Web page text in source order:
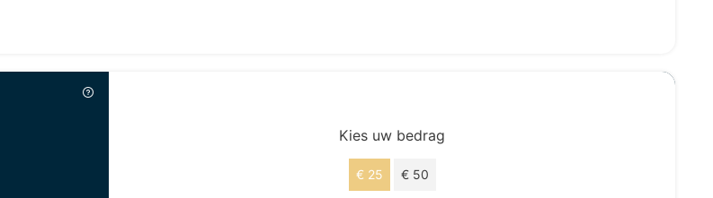
Kies uw bedrag
€ 25 € 50